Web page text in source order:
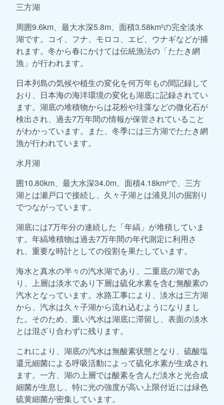
三方湖
周囲9.6km、最大水深5.8m、面積3.58km²の完全淡水
湖です。コイ、フナ、モロコ、エビ、ウナギなどが捕
れます。冬から春にかけては伝統漁法の「たたき網
漁」が行われます。
日本列島の気候や植生の変化を何万年もの間記録して
おり、日本海の海洋環境の変化も湖底に記録されてい
ます。湖底の堆積物からは花粉や珪藻などの微化石が
検出され、過去7万年間の情報が保管されていること
がわかっています。また、冬季には三方湖でたたき網
漁が行われています。
水月湖
囲10.80km、最大水深34.0m、面積4.18km²で、三方
湖とは瀬戸口で接続し、久々子湖とは浦見川の掘割り
でつながっています。
湖底には7万年分の連続した「年縞」が堆積していま
す。年縞堆積物は過去7万年間の年代測定に利用さ
れ、重要な時計としての役割を果たしています。
海水と真水の半々の汽水湖であり、二重底の湖であ
り、上層は淡水であり下層は硫化水素を含む無酸素の
汽水となっています。水路工事により、淡水は三方湖
から、汽水は久々子湖から流れ込むようになりまし
た。そのため、重い汽水は湖底に滞留し、表面の淡水
とは混ざり合わずに残ります。
これにより、湖底の汽水は無酸素状態となり、硫酸塩
還元細菌による呼吸活動によって硫化水素が生成され
ます。一方、湖の上層では酸素を含んだ淡水と光合成
細菌が生息し、特に光の強度が高い上限付近には緑色
硫黄細菌が密集しています。